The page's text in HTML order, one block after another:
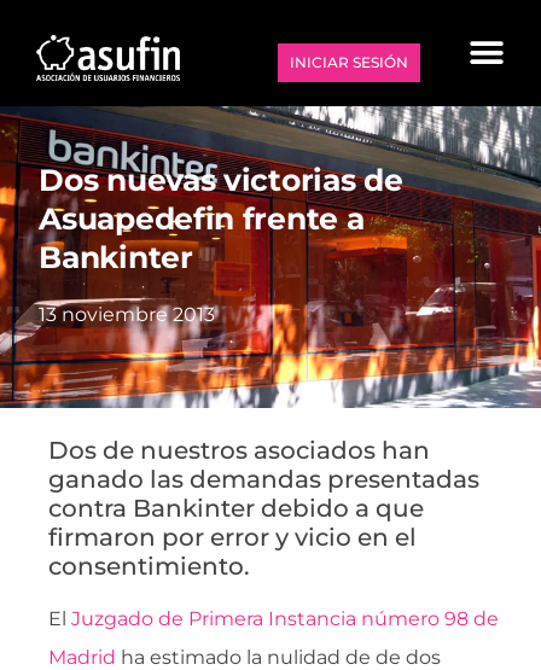
INICIAR SESIÓN
Dos nuevas victorias de
Asuapedefin frente a
Bankinter
13 noviembre 2013
Dos de nuestros asociados han
ganado las demandas presentadas
contra Bankinter debido a que
firmaron por error y vicio en el
consentimiento.
El Juzgado de Primera Instancia número 98 de
Madrid ha estimado la nulidad de de dos